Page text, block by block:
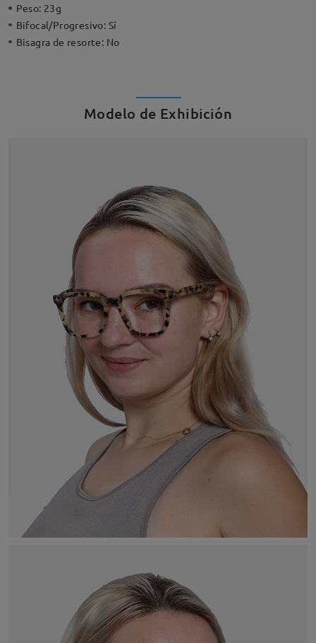
Peso: 23g
Bifocal/Progresivo: Sí
Bisagra de resorte: No
Modelo de Exhibición